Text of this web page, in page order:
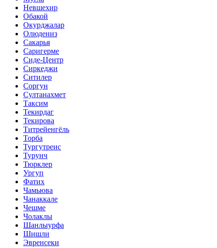
Невшехир
Обакой
Окурджалар
Олюдениз
Сакарья
Саригерме
Сиде-Центр
Сиркеджи
Ситилер
Соргун
Султанахмет
Таксим
Текирдаг
Текирова
Титрейенгёль
Торба
Тургутреис
Турунч
Тюрклер
Ургуп
Фатих
Чамьюва
Чанаккале
Чешме
Чолаклы
Шанлыурфа
Шишли
Эвренсеки